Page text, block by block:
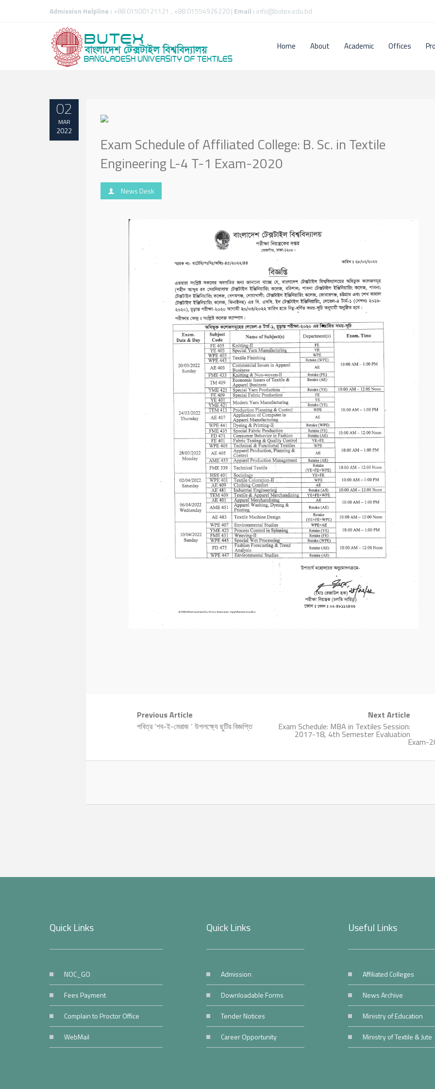
Admission Helpline : +88 01500121121 , +88 01554926220 | Email : info@butex.edu.bd
Home About Academic Offices
02
MAR
2022
Exam Schedule of Affiliated College: B. Sc. in Textile
Engineering L-4 T-1 Exam-2020
News Desk
Previous Article
পবিত্র ‘শব-ই-মেরাজ ‘ উপলক্ষ্যে ছুটির বিজ্ঞপ্তি
Next Article
Exam Schedule: MBA in Textiles Session:
2017-18, 4th Semester Evaluation
Exam-
Quick Links
NOC_GO
Fees Payment
Complain to Proctor Office
WebMail
Quick Links
Admission
Downloadable Forms
Tender Notices
Career Opportunity
Useful Links
Affiliated Colleges
News Archive
Ministry of Education
Ministry of Textile & Jute